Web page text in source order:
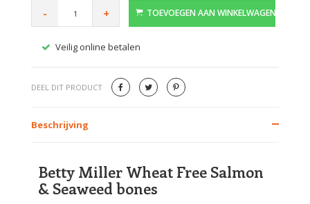
- + TOEVOEGEN AAN WINKELWAGEN
Veilig online betalen
DEEL DIT PRODUCT
Beschrijving
Betty Miller Wheat Free Salmon
& Seaweed bones